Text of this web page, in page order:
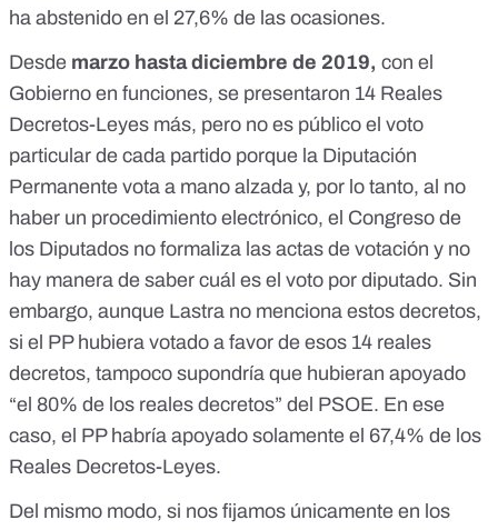
ha abstenido en el 27,6% de las ocasiones.
Desde marzo hasta diciembre de 2019, con el
Gobierno en funciones, se presentaron 14 Reales
Decretos-Leyes más, pero no es público el voto
particular de cada partido porque la Diputación
Permanente vota a mano alzada y, por lo tanto, al no
haber un procedimiento electrónico, el Congreso de
los Diputados no formaliza las actas de votación y no
hay manera de saber cuál es el voto por diputado. Sin
embargo, aunque Lastra no menciona estos decretos,
si el PP hubiera votado a favor de esos 14 reales
decretos, tampoco supondría que hubieran apoyado
“el 80% de los reales decretos” del PSOE. En ese
caso, el PP habría apoyado solamente el 67,4% de los
Reales Decretos-Leyes.
Del mismo modo, si nos fijamos únicamente en los